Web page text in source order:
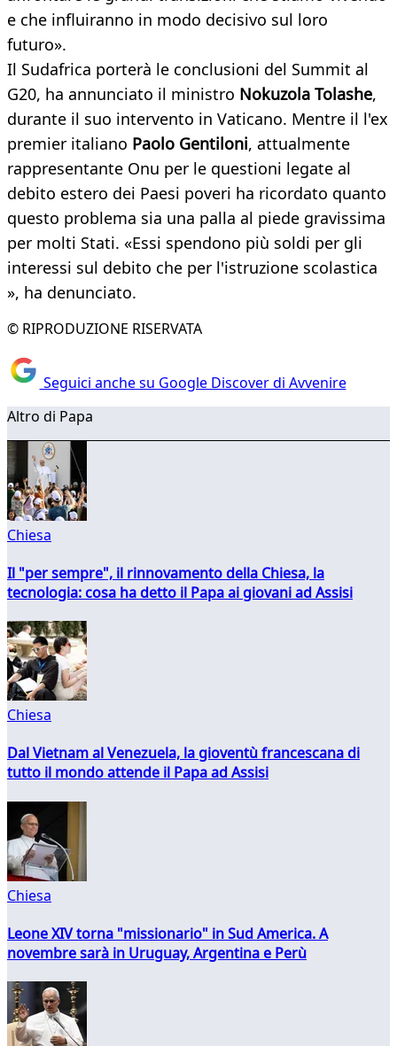
e che influiranno in modo decisivo sul loro
futuro».
Il Sudafrica porterà le conclusioni del Summit al
G20, ha annunciato il ministro Nokuzola Tolashe,
durante il suo intervento in Vaticano. Mentre il l'ex
premier italiano Paolo Gentiloni, attualmente
rappresentante Onu per le questioni legate al
debito estero dei Paesi poveri ha ricordato quanto
questo problema sia una palla al piede gravissima
per molti Stati. «Essi spendono più soldi per gli
interessi sul debito che per l'istruzione scolastica
», ha denunciato.
© RIPRODUZIONE RISERVATA
Seguici anche su Google Discover di Avvenire
Altro di Papa
Chiesa
Il "per sempre", il rinnovamento della Chiesa, la
tecnologia: cosa ha detto il Papa ai giovani ad Assisi
Chiesa
Dal Vietnam al Venezuela, la gioventù francescana di
tutto il mondo attende il Papa ad Assisi
Chiesa
Leone XIV torna "missionario" in Sud America. A
novembre sarà in Uruguay, Argentina e Perù